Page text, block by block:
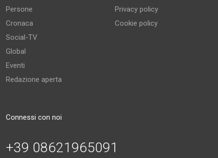
Persone
Cronaca
Social-TV
Global
Eventi
Redazione aperta
Privacy policy
Cookie policy
Connessi con noi
+39 08621965091